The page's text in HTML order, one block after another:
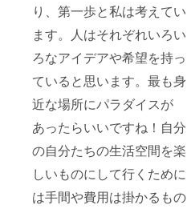
り、第一歩と私は考えてい
ます。人はそれぞれいろい
ろなアイデアや希望を持っ
ていると思います。最も身
近な場所にパラダイスが
あったらいいですね！自分
の自分たちの生活空間を楽
しいものにして行くために
は手間や費用は掛かるもの